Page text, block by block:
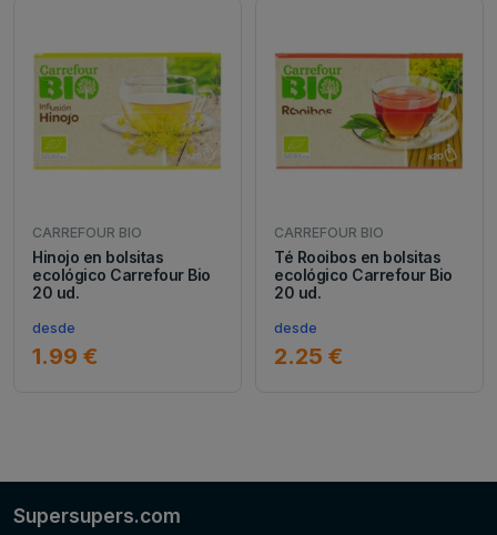
CARREFOUR BIO
Hinojo en bolsitas
ecológico Carrefour Bio
20 ud.
desde
1.99 €
CARREFOUR BIO
Té Rooibos en bolsitas
ecológico Carrefour Bio
20 ud.
desde
2.25 €
Supersupers.com